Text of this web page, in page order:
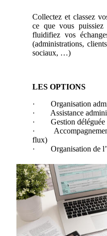
Collectez et classez
ce que vous puissiez
fluidifiez vos
(administrations,
sociaux, …)
LES OPTIONS
· Organisation
· Assistance
· Gestion déléguée
· Accompagnement
flux)
· Organisation de